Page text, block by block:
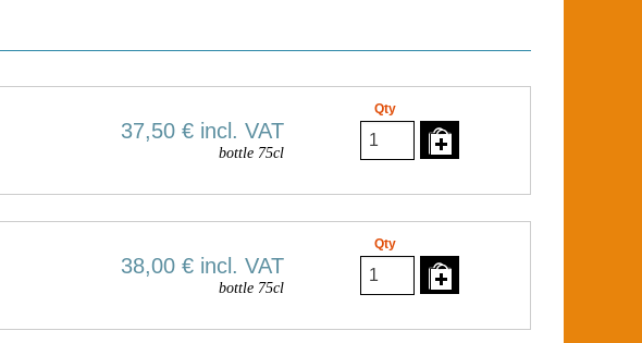
37,50 € incl. VAT
bottle 75cl
Qty
38,00 € incl. VAT
bottle 75cl
Qty